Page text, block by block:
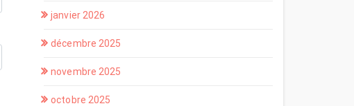
janvier 2026
décembre 2025
novembre 2025
octobre 2025